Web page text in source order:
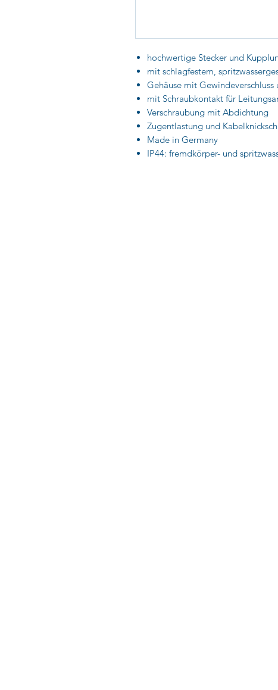
hochwertige Stecker und
mit schlagfestem,
Gehäuse mit Gewindeverschluss
mit Schraubkontakt für
Verschraubung mit Abdichtung
Zugentlastung und
Made in Germany
IP44: fremdkörper- und